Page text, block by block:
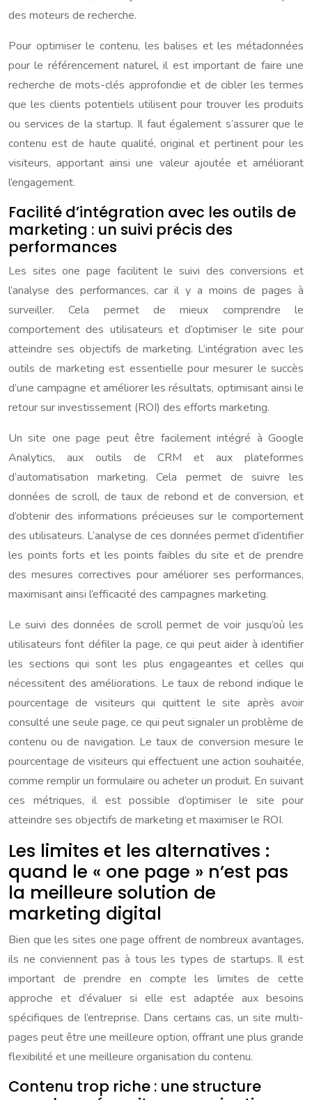
des moteurs de recherche.
Pour optimiser le contenu, les balises et les métadonnées
pour le référencement naturel, il est important de faire une
recherche de mots-clés approfondie et de cibler les termes
que les clients potentiels utilisent pour trouver les produits
ou services de la startup. Il faut également s’assurer que le
contenu est de haute qualité, original et pertinent pour les
visiteurs, apportant ainsi une valeur ajoutée et améliorant
l’engagement.
Facilité d’intégration avec les outils de
marketing : un suivi précis des
performances
Les sites one page facilitent le suivi des conversions et
l’analyse des performances, car il y a moins de pages à
surveiller. Cela permet de mieux comprendre le
comportement des utilisateurs et d’optimiser le site pour
atteindre ses objectifs de marketing. L’intégration avec les
outils de marketing est essentielle pour mesurer le succès
d’une campagne et améliorer les résultats, optimisant ainsi le
retour sur investissement (ROI) des efforts marketing.
Un site one page peut être facilement intégré à Google
Analytics, aux outils de CRM et aux plateformes
d’automatisation marketing. Cela permet de suivre les
données de scroll, de taux de rebond et de conversion, et
d’obtenir des informations précieuses sur le comportement
des utilisateurs. L’analyse de ces données permet d’identifier
les points forts et les points faibles du site et de prendre
des mesures correctives pour améliorer ses performances,
maximisant ainsi l’efficacité des campagnes marketing.
Le suivi des données de scroll permet de voir jusqu’où les
utilisateurs font défiler la page, ce qui peut aider à identifier
les sections qui sont les plus engageantes et celles qui
nécessitent des améliorations. Le taux de rebond indique le
pourcentage de visiteurs qui quittent le site après avoir
consulté une seule page, ce qui peut signaler un problème de
contenu ou de navigation. Le taux de conversion mesure le
pourcentage de visiteurs qui effectuent une action souhaitée,
comme remplir un formulaire ou acheter un produit. En suivant
ces métriques, il est possible d’optimiser le site pour
atteindre ses objectifs de marketing et maximiser le ROI.
Les limites et les alternatives :
quand le « one page » n’est pas
la meilleure solution de
marketing digital
Bien que les sites one page offrent de nombreux avantages,
ils ne conviennent pas à tous les types de startups. Il est
important de prendre en compte les limites de cette
approche et d’évaluer si elle est adaptée aux besoins
spécifiques de l’entreprise. Dans certains cas, un site multi-
pages peut être une meilleure option, offrant une plus grande
flexibilité et une meilleure organisation du contenu.
Contenu trop riche : une structure